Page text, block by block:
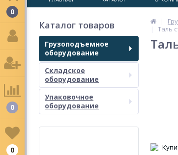
Каталог товаров
Грузоподъемное
оборудование
Складское
оборудование
Упаковочное
оборудование
Таль
0
0
0